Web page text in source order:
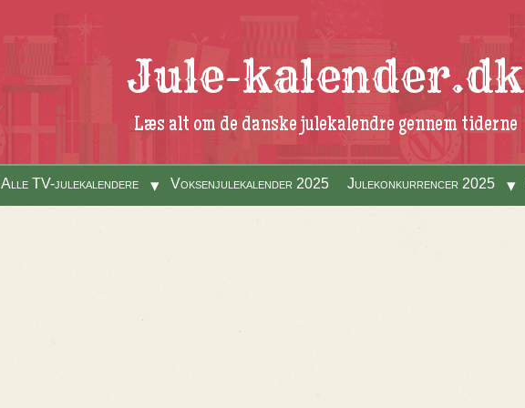
Jule-kalender.dk
Læs alt om de danske julekalendre gennem tiderne
Alle TV-julekalendere Voksenjulekalender 2025 Julekonkurrencer 2025